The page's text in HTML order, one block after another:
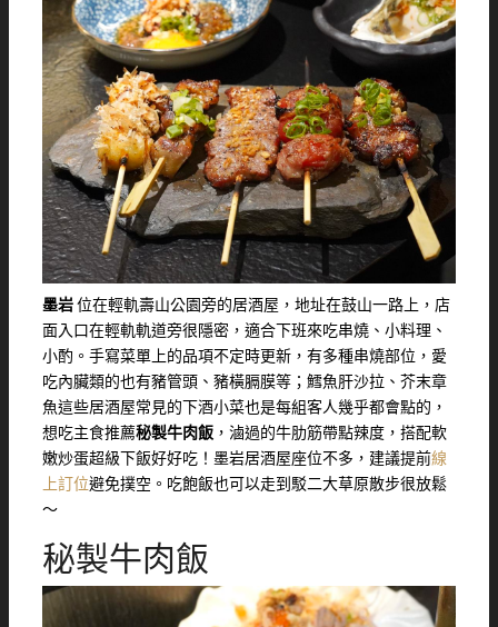
墨岩位在輕軌壽山公園旁的居酒屋，地址在鼓山一路上，店
面入口在輕軌軌道旁很隱密，適合下班來吃串燒、小料理、
小酌。手寫菜單上的品項不定時更新，有多種串燒部位，愛
吃內臟類的也有豬管頭、豬橫膈膜等；鱈魚肝沙拉、芥末章
魚這些居酒屋常見的下酒小菜也是每組客人幾乎都會點的，
想吃主食推薦秘製牛肉飯 ，滷過的牛肋筋帶點辣度，搭配軟
嫩炒蛋超級下飯好好吃！墨岩居酒屋座位不多，建議提前線
上訂位避免撲空。吃飽飯也可以走到駁二大草原散步很放鬆
～
秘製牛肉飯